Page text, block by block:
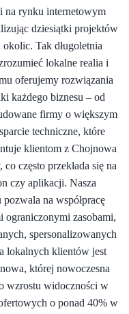
na rynku internetowym
dziesiątki projektów
Tak długoletnia
lokalne realia i
oferujemy rozwiązania
każdego biznesu – od
firmy o większym
techniczne, które
klientom z Chojnowa
często przekłada się na
czy aplikacji. Nasza
na współpracę
ograniczonymi zasobami,
spersonalizowanych
lokalnych klientów jest
której nowoczesna
wzrostu widoczności w
o ponad 40% w